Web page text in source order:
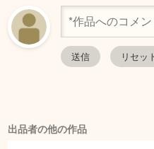
出品者の他の作品